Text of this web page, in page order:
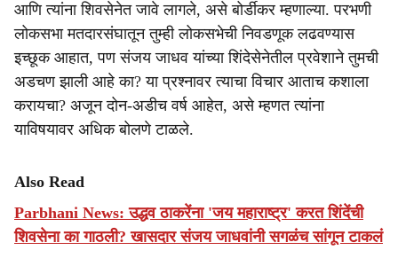
आणि त्यांना शिवसेनेत जावे लागले, असे बोर्डीकर म्हणाल्या. परभणी
लोकसभा मतदारसंघातून तुम्ही लोकसभेची निवडणूक लढवण्यास
इच्छूक आहात, पण संजय जाधव यांच्या शिंदेसेनेतील प्रवेशाने तुमची
अडचण झाली आहे का? या प्रश्नावर त्याचा विचार आताच कशाला
करायचा? अजून दोन-अडीच वर्ष आहेत, असे म्हणत त्यांना
याविषयावर अधिक बोलणे टाळले.
Also Read
Parbhani News: उद्धव ठाकरेंना 'जय महाराष्ट्र' करत शिंदेंची
शिवसेना का गाठली? खासदार संजय जाधवांनी सगळंच सांगून टाकलं